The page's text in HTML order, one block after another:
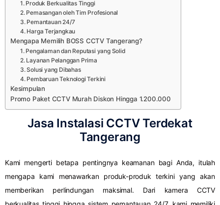
1. Produk Berkualitas Tinggi
2. Pemasangan oleh Tim Profesional
3. Pemantauan 24/7
4. Harga Terjangkau
Mengapa Memilih BOSS CCTV Tangerang?
1. Pengalaman dan Reputasi yang Solid
2. Layanan Pelanggan Prima
3. Solusi yang Dibahas
4. Pembaruan Teknologi Terkini
Kesimpulan
Promo Paket CCTV Murah Diskon Hingga 1.200.000
Jasa Instalasi CCTV Terdekat
Tangerang
Kami mengerti betapa pentingnya keamanan bagi Anda, itulah
mengapa kami menawarkan produk-produk terkini yang akan
memberikan perlindungan maksimal. Dari kamera CCTV